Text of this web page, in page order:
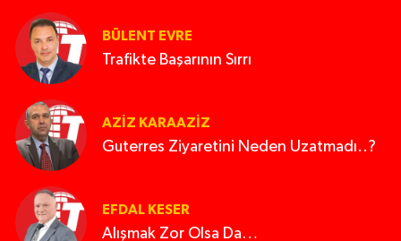
BÜLENT EVRE
Trafikte Başarının Sırrı
AZIZ KARAAZIZ
Guterres Ziyaretini Neden Uzatmadı..?
EFDAL KESER
Alışmak Zor Olsa Da…